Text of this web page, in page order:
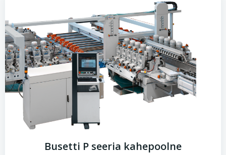
Busetti P seeria kahepoolne